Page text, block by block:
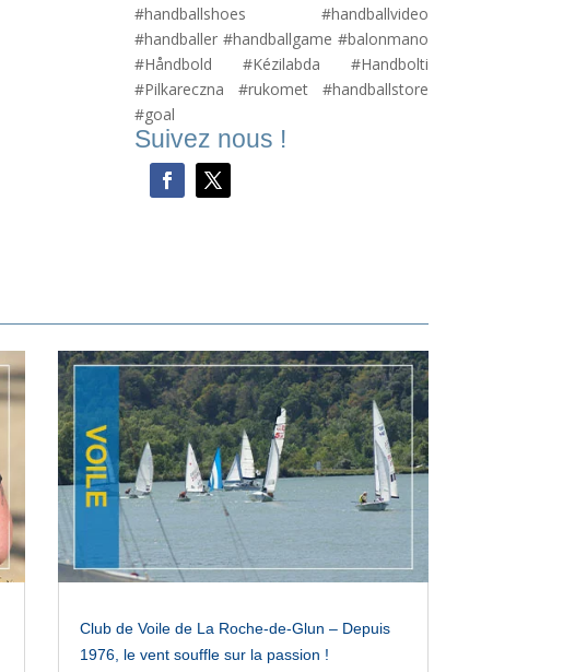
#handballshoes #handballvideo
#handballer #handballgame #balonmano
#Håndbold #Kézilabda #Handbolti
#Pilkareczna #rukomet #handballstore
#goal
Suivez nous !
Club de Voile de La Roche-de-Glun – Depuis
1976, le vent souffle sur la passion !